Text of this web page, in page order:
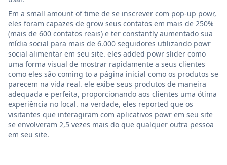
Em a small amount of time de se inscrever com pop-up powr,
eles foram capazes de grow seus contatos em mais de 250%
(mais de 600 contatos reais) e ter constantly aumentado sua
mídia social para mais de 6.000 seguidores utilizando powr
social alimentar em seu site. eles added powr slider como
uma forma visual de mostrar rapidamente a seus clientes
como eles são coming to a página inicial como os produtos se
parecem na vida real. ele exibe seus produtos de maneira
adequada e perfeita, proporcionando aos clientes uma ótima
experiência no local. na verdade, eles reported que os
visitantes que interagiram com aplicativos powr em seu site
se envolveram 2,5 vezes mais do que qualquer outra pessoa
em seu site.